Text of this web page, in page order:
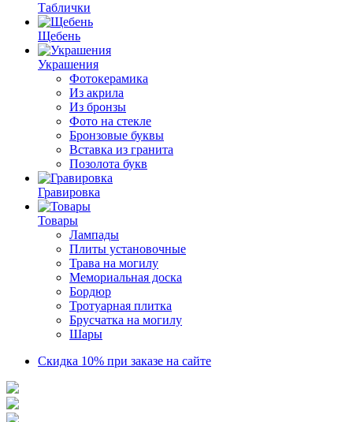
Таблички
Щебень
Украшения
Фотокерамика
Из акрила
Из бронзы
Фото на стекле
Бронзовые буквы
Вставка из гранита
Позолота букв
Гравировка
Товары
Лампады
Плиты установочные
Трава на могилу
Мемориальная доска
Бордюр
Тротуарная плитка
Брусчатка на могилу
Шары
Скидка 10% при заказе на сайте